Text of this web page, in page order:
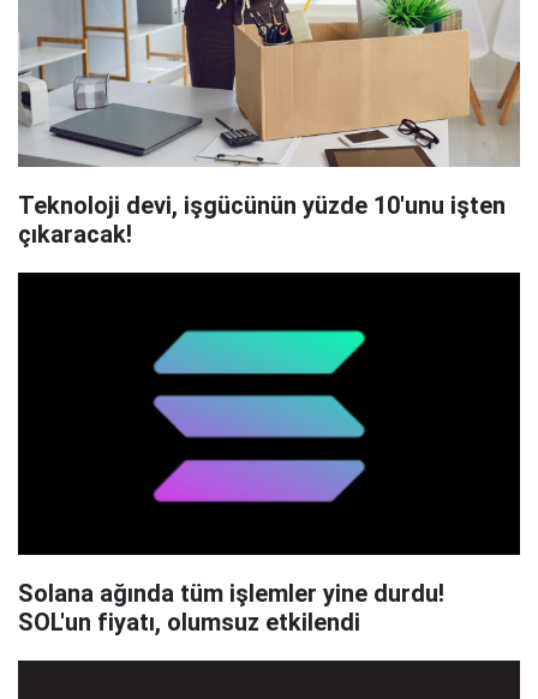
Teknoloji devi, işgücünün yüzde 10'unu işten
çıkaracak!
Solana ağında tüm işlemler yine durdu!
SOL'un fiyatı, olumsuz etkilendi